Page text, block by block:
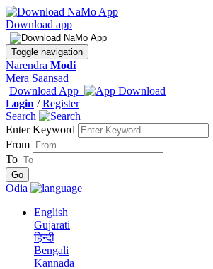
Download app
Toggle navigation
Narendra Modi
Mera Saansad
Download App
Login /Register
Search
Enter Keyword
From
To
Odia
English
Gujarati
हिन्दी
Bengali
Kannada